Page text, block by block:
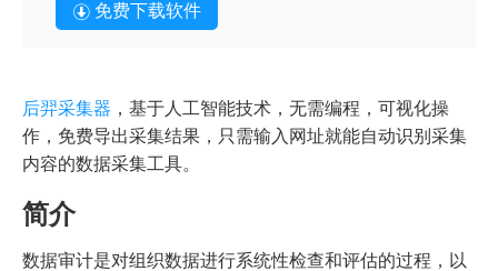
免费下载软件
后羿采集器 ，基于人工智能技术，无需编程，可视化操
作，免费导出采集结果，只需输入网址就能自动识别采集
内容的数据采集工具。
简介
数据审计是对组织数据进行系统性检查和评估的过程，以